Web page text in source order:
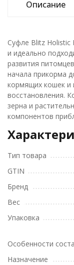
Описание
Суфле Blitz Holistic
и идеально
развития
начала прикорма
кормящих кошек и
восстановления.
зерна и
компонентов
Тип товара
GTIN
Бренд
Вес
Упаковка
Особенности
Назначение